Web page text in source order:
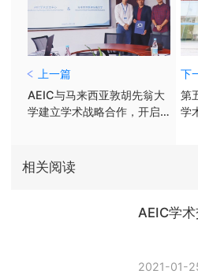
上一篇
AEIC与马来西亚敦胡先翁大
学建立学术战略合作，开启
下
第
学
相关阅读
AEIC学
2021-01-